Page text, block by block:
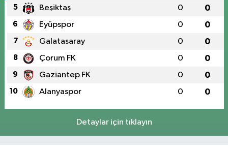
5 Beşiktaş 0 0
6 Eyüpspor 0 0
7 Galatasaray 0 0
8 Çorum FK 0 0
9 Gaziantep FK 0 0
10 Alanyaspor 0 0
Detaylar için tıklayın